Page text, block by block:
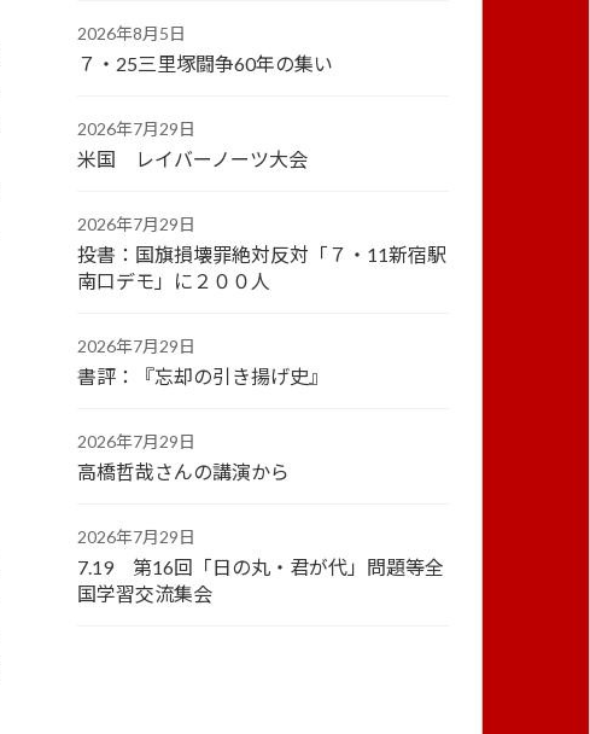
2026年8月5日
７・25三里塚闘争60年の集い
2026年7月29日
米国 レイバーノーツ大会
2026年7月29日
投書：国旗損壊罪絶対反対「７・11新宿駅
南口デモ」に２００人
2026年7月29日
書評：『忘却の引き揚げ史』
2026年7月29日
高橋哲哉さんの講演から
2026年7月29日
7.19 第16回「日の丸・君が代」問題等全
国学習交流集会